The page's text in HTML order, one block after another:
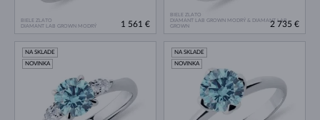
BIELE ZLATO
DIAMANT LAB GROWN MODRÝ
1 561 €
BIELE ZLATO
DIAMANT LAB GROWN MODRÝ & DIAMANT LAB
GROWN
2 735 €
NA SKLADE
NOVINKA
NA SKLADE
NOVINKA